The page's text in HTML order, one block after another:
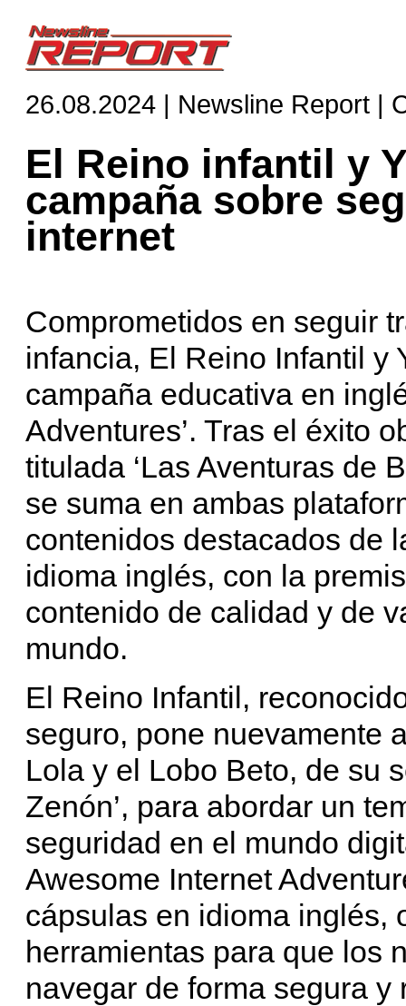
26.08.2024 | Newsline Report |
El Reino infantil y
campaña sobre
internet
Comprometidos en seguir
infancia, El Reino Infantil y
campaña educativa en
Adventures’. Tras el éxito
titulada ‘Las Aventuras de
se suma en ambas
contenidos destacados de
idioma inglés, con la
contenido de calidad y de
mundo.
El Reino Infantil,
seguro, pone nuevamente
Lola y el Lobo Beto, de su
Zenón’, para abordar un
seguridad en el mundo
Awesome Internet
cápsulas en idioma inglés,
herramientas para que los
navegar de forma segura